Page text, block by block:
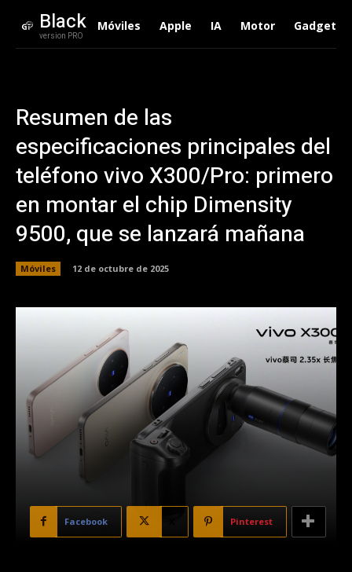
Black
version PRO
Móviles Apple IA Motor Gadgets
Resumen de las
especificaciones principales del
teléfono vivo X300/Pro: primero
en montar el chip Dimensity
9500, que se lanzará mañana
Móviles 12 de octubre de 2025
Facebook Pinterest